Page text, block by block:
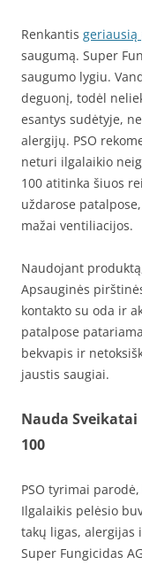
Renkantis geriausią
saugumą. Super
saugumo lygiu.
deguonį, todėl
esantys sudėtyje,
alergijų. PSO
neturi ilgalaikio
100 atitinka šiuos
uždarose
mažai ventiliacijos.
Naudojant
Apsauginės
kontakto su oda ir
patalpose
bekvapis ir
jaustis saugiai.
Nauda Sveikatai
100
PSO tyrimai
Ilgalaikis pelėsio
takų ligas,
Super Fungicidas